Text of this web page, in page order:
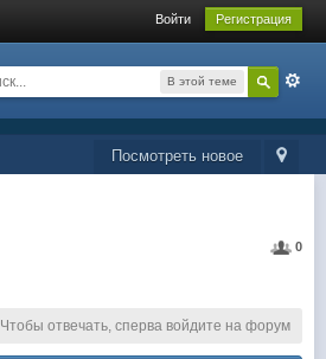
Войти Регистрация
В этой теме
Посмотреть новое
0
Чтобы отвечать, сперва войдите на форум